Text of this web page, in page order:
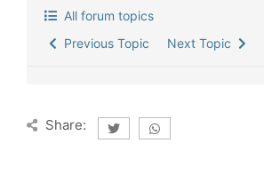
All forum topics
Previous Topic
Next Topic
Share: